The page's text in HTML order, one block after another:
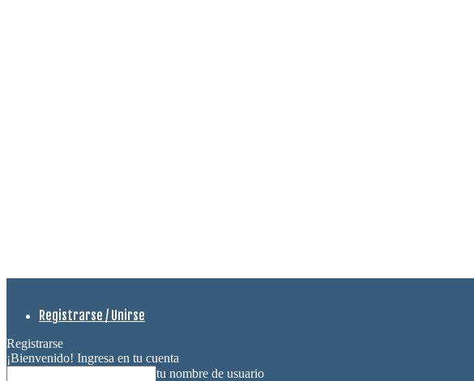
Registrarse / Unirse
Registrarse
¡Bienvenido! Ingresa en tu cuenta
tu nombre de usuario